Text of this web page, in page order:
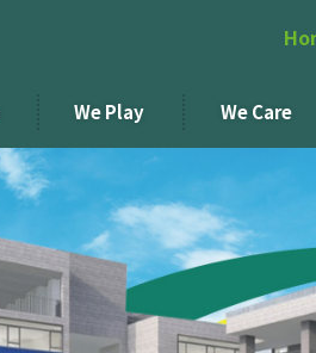
We Play We Care